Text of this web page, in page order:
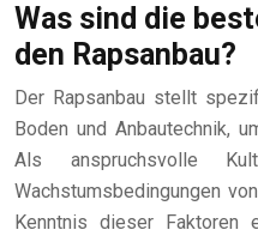
Was sind die
den Rapsanbau?
Der Rapsanbau stellt
Boden und Anbautechnik,
Als anspruchsvolle
Wachstumsbedingungen
Kenntnis dieser Faktoren